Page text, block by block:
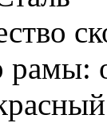
рамы: